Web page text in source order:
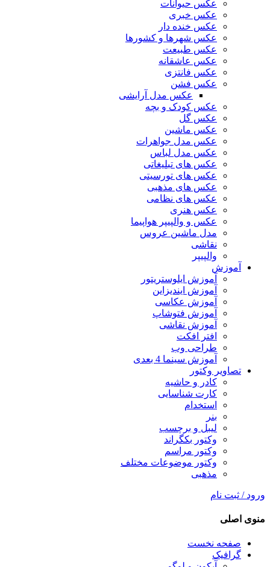
عکس حیوانات
عکس خبری
عکس خنده دار
عکس شهرها و کشورها
عکس طبیعت
عکس عاشقانه
عکس فانتزی
عکس فشن
عکس مدل آرایشی
عکس کودک و بچه
عکس گل
عکس ماشین
عکس مدل جواهرات
عکس مدل لباس
عکس های تبلیغاتی
عکس های تورسیتی
عکس های مذهبی
عکس های نظامی
عکس هنری
عکس و والپیپر هواپیما
مدل ماشین عروس
نقاشی
والپیپر
آموزش
آموزش ایلوستریتور
آموزش ایندیزاین
آموزش عکاسی
آموزش فتوشاپ
آموزش نقاشی
افتر افکت
طراحی وب
آموزش سینما 4 بعدی
تصاویر وکتور
کادر و حاشیه
کارت شناسایی
استخدام
بنر
لیبل و برچسب
وکتور بکگراند
وکتور مراسم
وکتور موضوعات مختلف
مذهبی
ورود / ثبت نام
منوی اصلی
صفحه نخست
گرافیک